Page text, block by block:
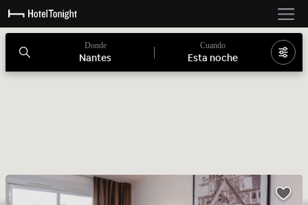
Donde
Nantes
Cuando
Esta noche